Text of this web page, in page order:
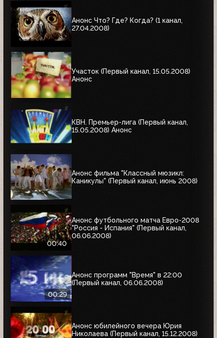
Анонс Что? Где? Когда? (1 канал,
27.04.2008)
Участок (Первый канал, 15.05.2008)
Анонс
КВН. Премьер-лига (Первый канал,
15.05.2008) Анонс
Анонс фильма "Классный мюзикл:
Каникулы" (Первый канал, июнь 2008)
00:40
Анонс футбольного матча Евро-2008
"Россия - Испания" (Первый канал,
06.06.2008)
00:29
Анонс программ "Время" в 22:00
(Первый канал, 06.06.2008)
Анонс юбилейного вечера Юрия
Николаева (Первый канал, 15.12.2008)